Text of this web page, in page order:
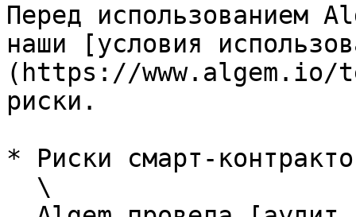
Перед использованием
наши [условия
(https://www.algem.io/
риски.
* Риски смарт-